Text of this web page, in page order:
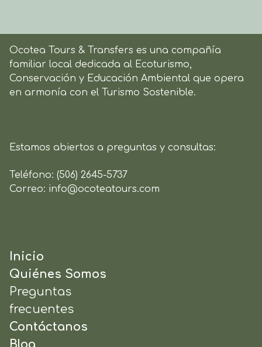
Ocotea Tours & Transfers es una compañía
familiar local dedicada al Ecoturismo,
Conservación y Educación Ambiental que opera
en armonía con el Turismo Sostenible.
Estamos abiertos a preguntas y consultas:
Teléfono: (506) 2645-5737
Correo: info@ocoteatours.com
Inicio
Quiénes Somos
Preguntas
frecuentes
Contáctanos